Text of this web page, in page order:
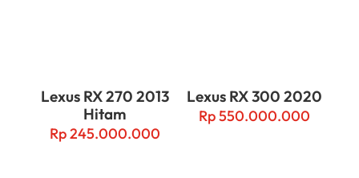
Lexus RX 270 2013
Hitam
Rp245.000.000
Lexus RX 300 2020
Rp550.000.000